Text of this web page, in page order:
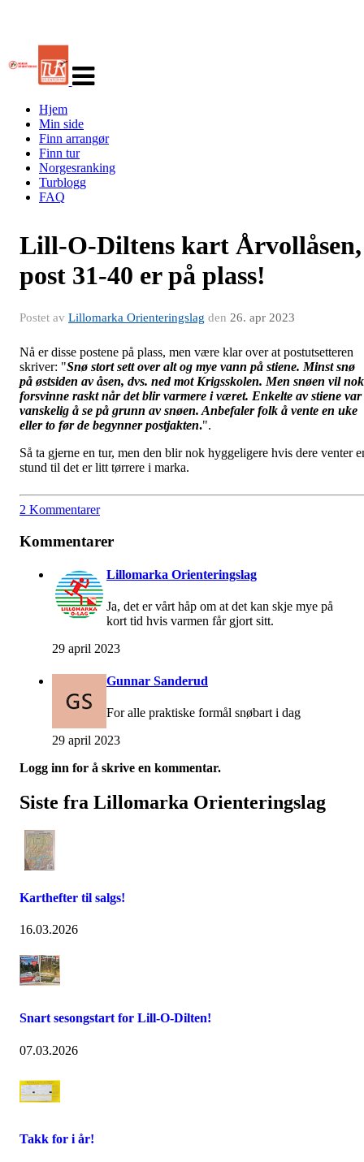
navigasjon
Hjem
Min side
Finn arrangør
Finn tur
Norgesranking
Turblogg
FAQ
Lill-O-Diltens kart Årvollåsen,
post 31-40 er på plass!
Postet av Lillomarka Orienteringslag den 26. apr 2023
Nå er disse postene på plass, men være klar over at postutsetteren
skriver: "Snø stort sett over alt og mye vann på stiene. Minst snø
på østsiden av åsen, dvs. ned mot Krigsskolen. Men snøen vil nok
forsvinne raskt når det blir varmere i været. Enkelte av stiene var
vanskelig å se på grunn av snøen. Anbefaler folk å vente en uke
eller to før de begynner postjakten.".
Så ta gjerne en tur, men den blir nok hyggeligere hvis dere venter
stund til det er litt tørrere i marka.
2 Kommentarer
Kommentarer
Lillomarka Orienteringslag
Ja, det er vårt håp om at det kan skje mye på
kort tid hvis varmen får gjort sitt.
29 april 2023
Gunnar Sanderud
For alle praktiske formål snøbart i dag
29 april 2023
Logg inn for å skrive en kommentar.
Siste fra Lillomarka Orienteringslag
Karthefter til salgs!
16.03.2026
Snart sesongstart for Lill-O-Dilten!
07.03.2026
Takk for i år!